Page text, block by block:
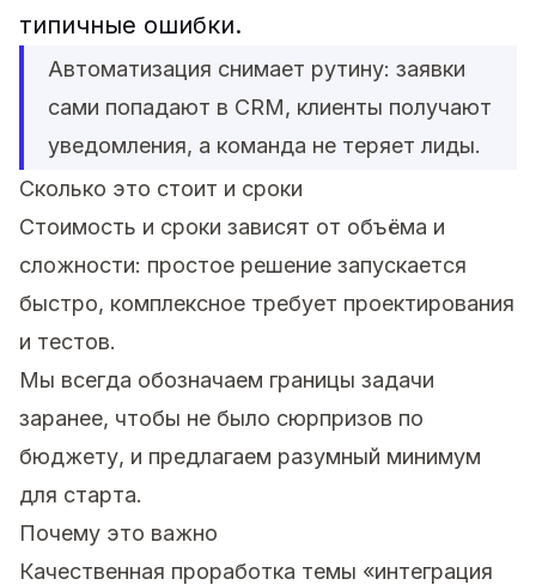
типичные ошибки.
Автоматизация снимает рутину: заявки
сами попадают в CRM, клиенты получают
уведомления, а команда не теряет лиды.
Сколько это стоит и сроки
Стоимость и сроки зависят от объёма и
сложности: простое решение запускается
быстро, комплексное требует проектирования
и тестов.
Мы всегда обозначаем границы задачи
заранее, чтобы не было сюрпризов по
бюджету, и предлагаем разумный минимум
для старта.
Почему это важно
Качественная проработка темы «интеграция